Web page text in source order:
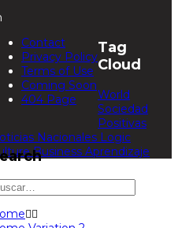
Contact
Privacy Policy
Terms of Use
Coming Soon
404 Page
Tag
Cloud
World
Sociedad
Positivas
Nacionales Logic
Business Aprendizaje